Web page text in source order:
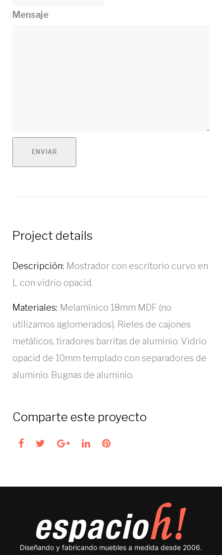
Mensaje
ENVIAR
Project details
Descripción: Mostrador con escritorio curvo en
L con vidrio opacid.
Materiales: Melamínico 18mm MDF (no
utilizamos aglomerados). Rieles de cajones
metálicos, tiradores barritas de aluminio. Vidrio
opacid de 10mm templado con separadores de
aluminio. Bugnas de aluminio.
Comparte este proyecto
Facebook
TwitterGoogle+
LinkedInPinterest
Diseñando y fabricando muebles a medida desde 2006.